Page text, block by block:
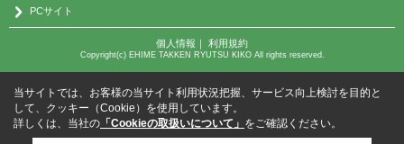
PCサイト
個人情報 ｜ 利用規約
Copyright(c) EHIME TAKKEN RYUTSU KIKO All rights reserved.
当サイトでは、お客様の当サイト利用状況把握、サービス向上検討を目的と
して、クッキー（Cookie）を使用しています。
詳しくは、当社の 「Cookieの取扱いについて」 をご確認ください。